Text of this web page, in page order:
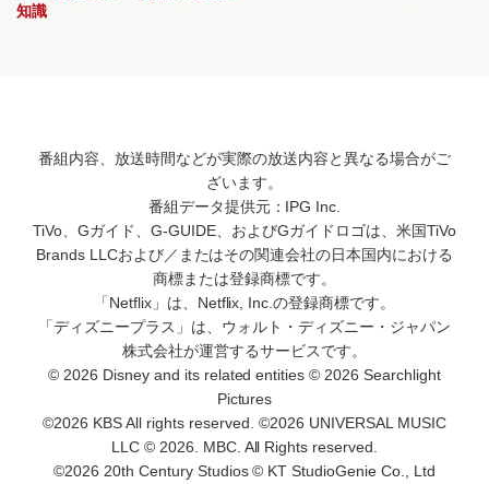
知識
番組内容、放送時間などが実際の放送内容と異なる場合がご
ざいます。
番組データ提供元：IPG Inc.
TiVo、Gガイド、G-GUIDE、およびGガイドロゴは、米国TiVo
Brands LLCおよび／またはその関連会社の日本国内における
商標または登録商標です。
「Netflix」は、Netflix, Inc.の登録商標です。
「ディズニープラス」は、ウォルト・ディズニー・ジャパン
株式会社が運営するサービスです。
© 2026 Disney and its related entities © 2026 Searchlight
Pictures
©2026 KBS All rights reserved. ©2026 UNIVERSAL MUSIC
LLC © 2026. MBC. All Rights reserved.
©2026 20th Century Studios © KT StudioGenie Co., Ltd